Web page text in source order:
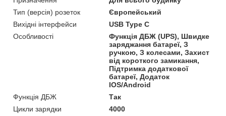
Тип (версія) розеток
Європейський
Вихідні інтерфейси
USB Type C
Особливості
Функція ДБЖ (UPS), Швидке
заряджання батареї, З
ручкою, З колесами, Захист
від короткого замикання,
Підтримка додаткової
батареї, Додаток
IOS/Android
Функція ДБЖ
Так
Цикли зарядки
4000